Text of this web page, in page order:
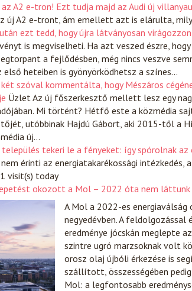
A2 e-tron! Ezt tudja majd az Audi új
új A2 e-tront, ám emellett azt is elárulta,
ezt tedd, hogy újra látványosan
is megviselheti. Ha azt veszed észre,
a fejlődésben, még nincs veszve
első heteiben is gyönyörködhetsz a színes…
szóval kommentálta, hogy Mészáros
ÜzletAz új főszerkesztő mellett lesz egy
Mi történt? Hétfő este a közmédia
utóbbinak Hajdú Gábort, aki 2015-től a
új…
település tekeri le a fényeket: így spórolnak
érinti az energiatakarékossági intézkedés,
visit(s) today
okozott a Mol – 2022 óta nem
A Mol a 2022-es
negyedévben. A
eredménye jócskán meglepte
szintre ugró marzsoknak volt
orosz olaj újbóli érkezése is
szállított, összességében
Mol: a legfontosabb